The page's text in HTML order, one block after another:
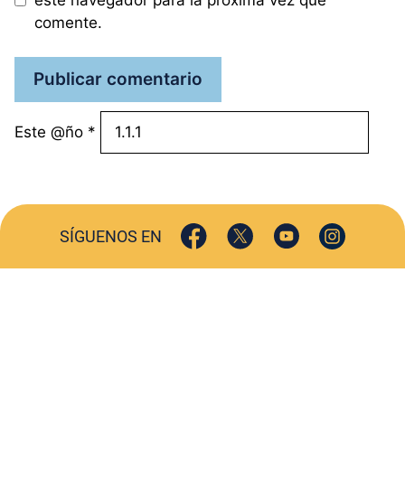
comente.
Este @ño *
SÍGUENOS EN